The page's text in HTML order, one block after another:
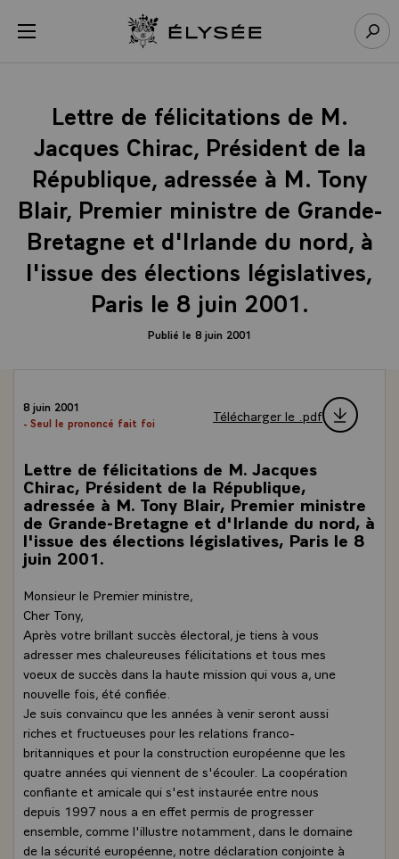
menu Retour à l’accueil Élysée
Lettre de félicitations de M.
Jacques Chirac, Président de la
République, adressée à M. Tony
Blair, Premier ministre de Grande-
Bretagne et d'Irlande du nord, à
l'issue des élections législatives,
Paris le 8 juin 2001.
Publié le 8 juin 2001
8 juin 2001
- Seul le prononcé fait foi
Télécharger le .pdf
Lettre de félicitations de M. Jacques
Chirac, Président de la République,
adressée à M. Tony Blair, Premier ministre
de Grande-Bretagne et d'Irlande du nord, à
l'issue des élections législatives, Paris le 8
juin 2001.
Monsieur le Premier ministre,
Cher Tony,
Après votre brillant succès électoral, je tiens à vous
adresser mes chaleureuses félicitations et tous mes
voeux de succès dans la haute mission qui vous a, une
nouvelle fois, été confiée.
Je suis convaincu que les années à venir seront aussi
riches et fructueuses pour les relations franco-
britanniques et pour la construction européenne que les
quatre années qui viennent de s'écouler. La coopération
confiante et amicale qui s'est instaurée entre nous
depuis 1997 nous a en effet permis de progresser
ensemble, comme l'illustre notamment, dans le domaine
de la sécurité européenne, notre déclaration conjointe à
Panneau de gestion des cookies